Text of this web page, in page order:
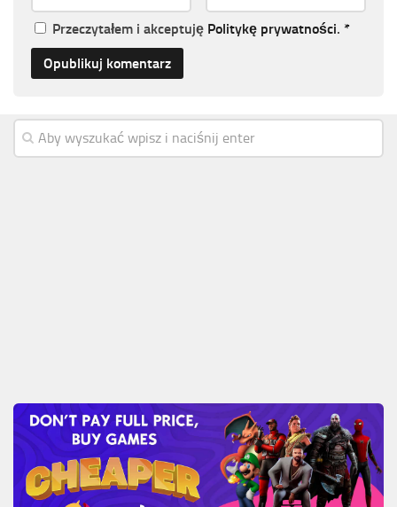
Przeczytałem i akceptuję Politykę prywatności. *